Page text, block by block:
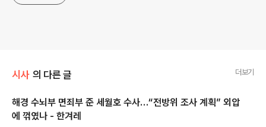
시사 의 다른 글 더보기
해경 수뇌부 면죄부 준 세월호 수사…“전방위 조사 계획” 외압
에 꺾였나 - 한겨레